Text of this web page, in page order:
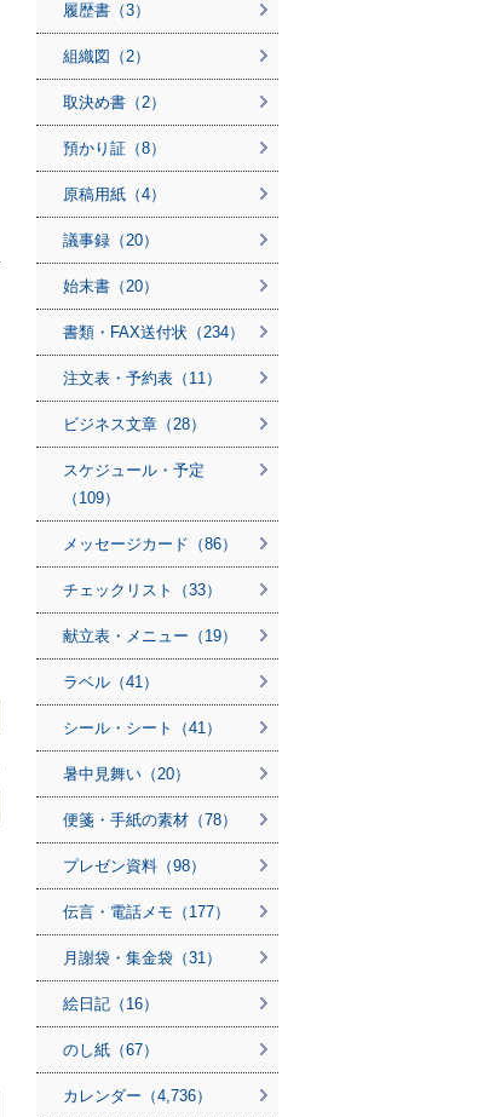
履歴書（3）
組織図（2）
取決め書（2）
預かり証（8）
原稿用紙（4）
議事録（20）
始末書（20）
書類・FAX送付状（234）
注文表・予約表（11）
ビジネス文章（28）
スケジュール・予定
（109）
メッセージカード（86）
チェックリスト（33）
献立表・メニュー（19）
ラベル（41）
シール・シート（41）
暑中見舞い（20）
便箋・手紙の素材（78）
プレゼン資料（98）
伝言・電話メモ（177）
月謝袋・集金袋（31）
絵日記（16）
のし紙（67）
カレンダー（4,736）